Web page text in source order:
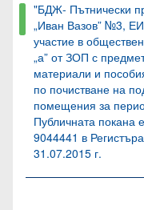
"БДЖ- Пътнически
„Иван Вазов” №3,
участие в
„а” от ЗОП с
материали и
по почистване на
помещения за
Публичната покана
9044441 в
31.07.2015 г.